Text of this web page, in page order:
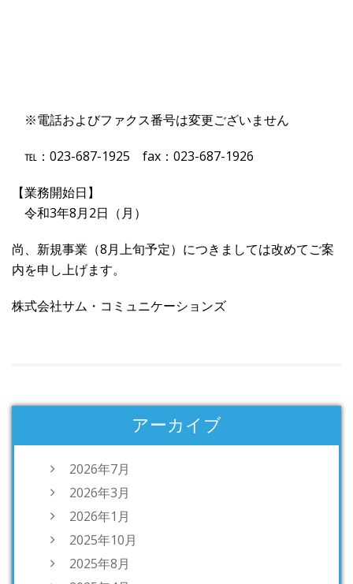
※電話およびファクス番号は変更ございません
℡：023-687-1925 fax：023-687-1926
【業務開始日】
令和3年8月2日（月）
尚、新規事業（8月上旬予定）につきましては改めてご案
内を申し上げます。
株式会社サム・コミュニケーションズ
アーカイブ
2026年7月
2026年3月
2026年1月
2025年10月
2025年8月